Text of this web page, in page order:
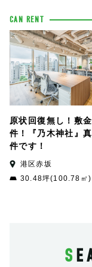
CAN RENT
原状回復無し！敷
件！『乃木神社』
件です！
港区赤坂
30.48坪(100.78㎡)